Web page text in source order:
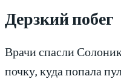
Дерзкий побег
Врачи спасли
почку, куда попала